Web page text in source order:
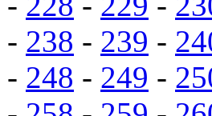
- 238 - 239 -
- 248 - 249 -